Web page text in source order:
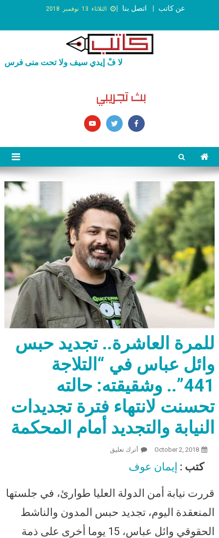
الثلاثاء 13 نوفمبر 2018 اتصل بنا عن كاتب
لا فْ إيدي سيف ولا تحت منى فرس
للمرة العاشرة.. تجديد حبس
وائل عباس في “التلاجة
441”.. وشقيقته: حالته
تحسنت لانتهاء فترة تجديدات
النيابة والتجديد أمام المحكمة
October 2, 2018 أترك تعليق
كتب : إيمان عوف
قررت نيابة أمن الدولة العليا طوارئ، في جلستها
المنعقدة اليوم، تجديد حبس المدون والناشط
الحقوقي وائل عباس، 15 يوما أخرى على ذمة